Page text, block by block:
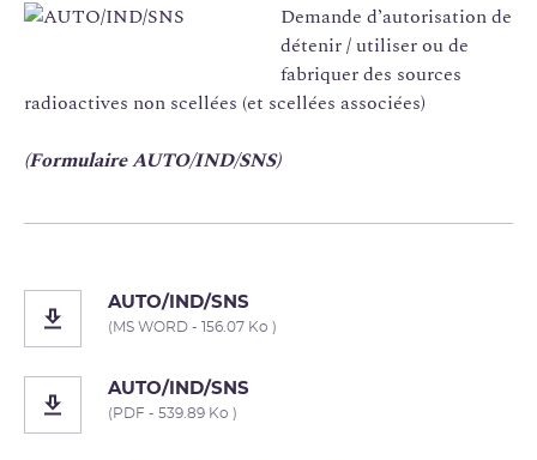
Demande d’autorisation de
détenir / utiliser ou de
fabriquer des sources
radioactives non scellées (et scellées associées)
(Formulaire AUTO/IND/SNS)
AUTO/IND/SNS
(MS WORD - 156.07 Ko )
AUTO/IND/SNS
(PDF - 539.89 Ko )